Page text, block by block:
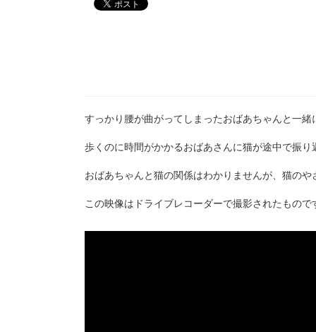
すっかり腰が曲がってしまったおばあちゃんと一緒
歩くのに時間がかかるおばあさんに猫が途中で振り
おばあちゃんと猫の関係はわかりませんが、猫の
この映像はドライブレコーダーで撮影されたもので